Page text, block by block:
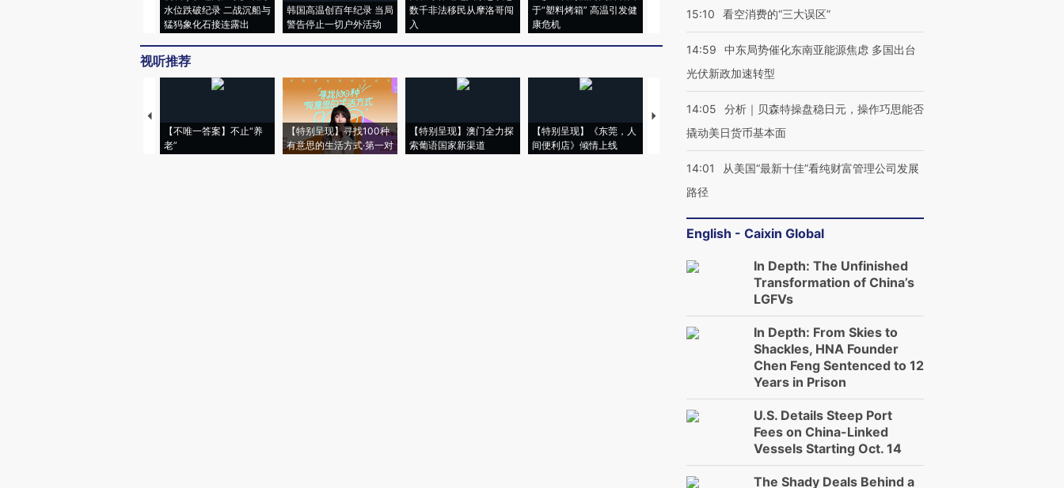
水位跌破纪录 二战沉船与
猛犸象化石接连露出
韩国高温创百年纪录 当局
警告停止一切户外活动
数千非法移民从摩洛哥闯
入
于“塑料烤箱” 高温引发健
康危机
术：是什么让中产们甘
粒摇头丸 尿检体内含3种
视听推荐
【不唯一答案】不止“养
老”
【特别呈现】寻找100种
有意思的生活方式·第一对
【特别呈现】澳门全力探
索葡语国家新渠道
【特别呈现】《东莞，人
间便利店》倾情上线
【推广】走进第四届链博
会，让数智科技“链”接产
【特别呈现】寻找100种
【商旅对话】华住集团
15:10 看空消费的“三大误区”
14:59
中东局势催化东南亚能源焦虑 多国出台
光伏新政加速转型
14:05
分析｜贝森特操盘稳日元，操作巧思能否
撬动美日货币基本面
14:01
从美国“最新十佳”看纯财富管理公司发展
路径
English - Caixin Global
In Depth: The Unfinished
Transformation of China’s
LGFVs
In Depth: From Skies to
Shackles, HNA Founder
Chen Feng Sentenced to 12
Years in Prison
U.S. Details Steep Port
Fees on China-Linked
Vessels Starting Oct. 14
The Shady Deals Behind a